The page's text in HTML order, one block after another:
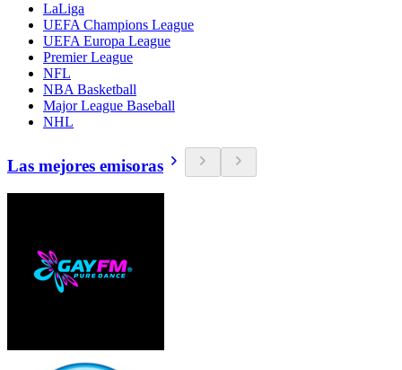
LaLiga
UEFA Champions League
UEFA Europa League
Premier League
NFL
NBA Basketball
Major League Baseball
NHL
Las mejores emisoras